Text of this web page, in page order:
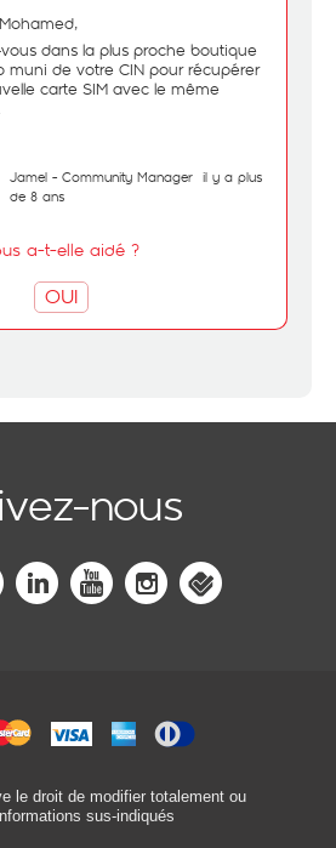
dans la plus proche boutique
muni de votre CIN pour récupérer
carte SIM avec le même
Jamel - Community Manager il y a plus
de 8 ans
a-t-elle aidé ?
OUI
nous
le droit de modifier totalement ou
sus-indiqués